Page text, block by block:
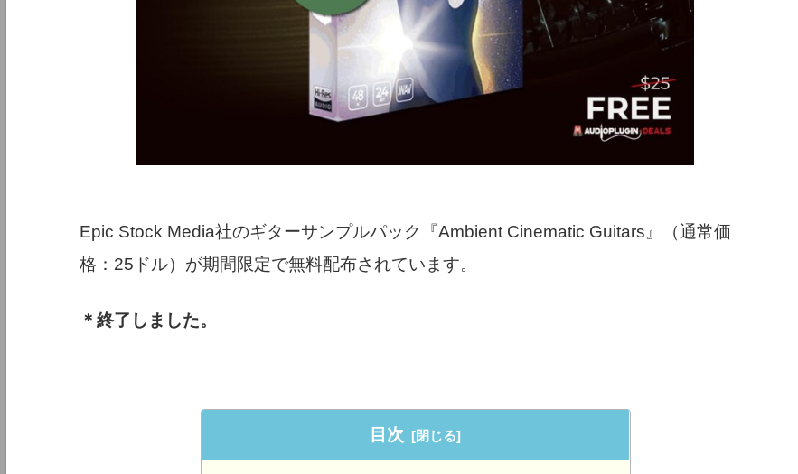
Epic Stock Media社のギターサンプルパック『Ambient Cinematic Guitars』（通常価
格：25ドル）が期間限定で無料配布されています。
＊終了しました。
目次